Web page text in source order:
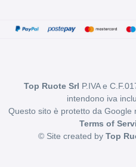
Top Ruote Srl P.IVA e
intendono iva
Questo sito è protetto da Google
Terms of
© Site created by Top